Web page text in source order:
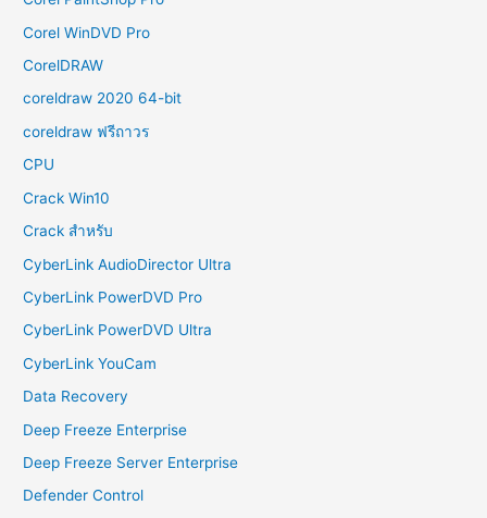
Corel WinDVD Pro
CorelDRAW
coreldraw 2020 64-bit
coreldraw ฟรีถาวร
CPU
Crack Win10
Crack สำหรับ
CyberLink AudioDirector Ultra
CyberLink PowerDVD Pro
CyberLink PowerDVD Ultra
CyberLink YouCam
Data Recovery
Deep Freeze Enterprise
Deep Freeze Server Enterprise
Defender Control